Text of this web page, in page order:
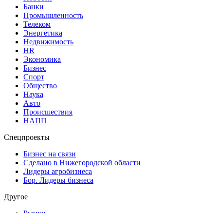
Банки
Промышленность
Телеком
Энергетика
Недвижимость
HR
Экономика
Бизнес
Спорт
Общество
Наука
Авто
Происшествия
НАПП
Спецпроекты
Бизнес на связи
Сделано в Нижегородской области
Лидеры агробизнеса
Бор. Лидеры бизнеса
Другое